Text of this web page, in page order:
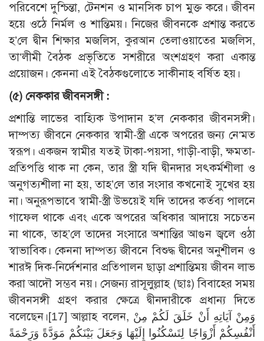
পরিবেশে দুশ্চিন্তা, টেনশন ও মানসিক চাপ মুক্ত করে। জীবন
হয়ে ওঠে নির্মল ও শান্তিময়। নিজের জীবনকে প্রশান্ত করতে
হ’লে দ্বীন শিক্ষার মজলিস, কুরআন তেলাওয়াতের মজলিস,
তা‘লীমী বৈঠক প্রভৃতিতে সশরীরে অংশগ্রহণ করা একান্ত
প্রয়োজন। কেননা এই বৈঠকগুলোতে সাকীনাহ বর্ষিত হয়।
(৫) নেককার জীবনসঙ্গী :
প্রশান্তি লাভের বাহ্যিক উপাদান হ’ল নেককার জীবনসঙ্গী।
দাম্পত্য জীবনে নেককার স্বামী-স্ত্রী একে অপরের জন্য নে‘মত
স্বরূপ। একজন স্বামীর যতই টাকা-পয়সা, গাড়ী-বাড়ী, ক্ষমতা-
প্রতিপত্তি থাক না কেন, তার স্ত্রী যদি দ্বীনদার সৎকর্মশীলা ও
অনুগত্যশীলা না হয়, তাহ’লে তার সংসার কখনোই সুখের হয়
না। অনুরূপভাবে স্বামী-স্ত্রী উভয়েই যদি তাদের কর্তব্য পালনে
গাফেল থাকে এবং একে অপরের অধিকার আদায়ে সচেতন
না থাকে, তাহ’লে তাদের সংসারে অশান্তির আগুন জ্বলে ওঠা
স্বাভাবিক। কেননা দাম্পত্য জীবনে বিশুদ্ধ দ্বীনের অনুশীলন ও
শারঈ দিক-নির্দেশনার প্রতিপালন ছাড়া প্রশান্তিময় জীবন লাভ
করা আদৌ সম্ভব নয়। সেজন্য রাসূলুল্লাহ (ছাঃ) বিবাহের সময়
জীবনসঙ্গী গ্রহণ করার ক্ষেত্রে দ্বীনদারীকে প্রধান্য দিতে
বলেছেন।[17] আল্লাহ বলেন, وَمِنْ آيَاتِهِ أَنْ خَلَقَ لَكُمْ مِنْ
أَنْفُسِكُمْ أَزْوَاجًا لِتَسْكُنُوا إِلَيْهَا وَجَعَلَ بَيْنَكُمْ مَوَدَّةً وَرَحْمَةً